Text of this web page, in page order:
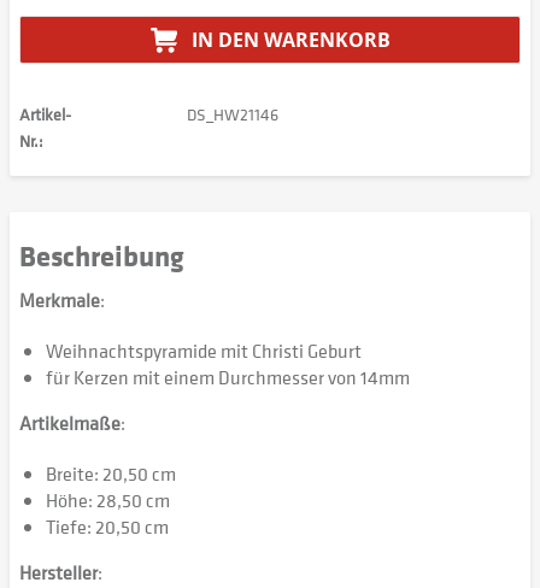
IN DEN WARENKORB
Artikel-
Nr.:
DS_HW21146
Beschreibung
Merkmale:
Weihnachtspyramide mit Christi Geburt
für Kerzen mit einem Durchmesser von 14mm
Artikelmaße:
Breite: 20,50 cm
Höhe: 28,50 cm
Tiefe: 20,50 cm
Hersteller: